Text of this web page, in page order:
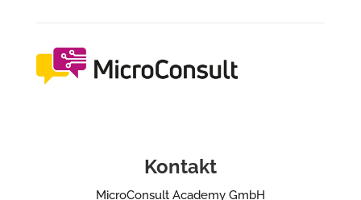
Kontakt
MicroConsult Academy GmbH